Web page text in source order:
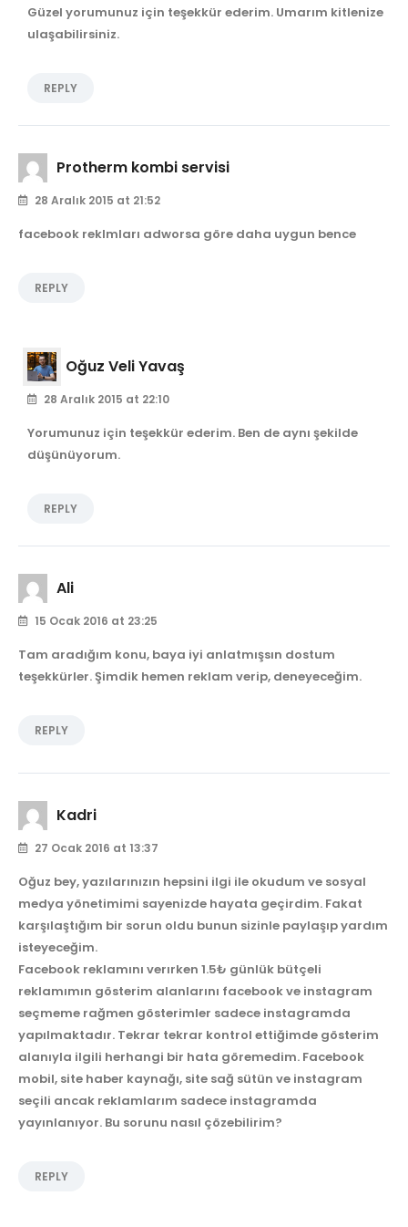
Güzel yorumunuz için teşekkür ederim. Umarım kitlenize
ulaşabilirsiniz.
REPLY
Protherm kombi servisi
28 Aralık 2015 at 21:52
facebook reklmları adworsa göre daha uygun bence
REPLY
Oğuz Veli Yavaş
28 Aralık 2015 at 22:10
Yorumunuz için teşekkür ederim. Ben de aynı şekilde
düşünüyorum.
REPLY
Ali
15 Ocak 2016 at 23:25
Tam aradığım konu, baya iyi anlatmışsın dostum
teşekkürler. Şimdik hemen reklam verip, deneyeceğim.
REPLY
Kadri
27 Ocak 2016 at 13:37
Oğuz bey, yazılarınızın hepsini ilgi ile okudum ve sosyal
medya yönetimimi sayenizde hayata geçirdim. Fakat
karşılaştığım bir sorun oldu bunun sizinle paylaşıp yardım
isteyeceğim.
Facebook reklamını verırken 1.5₺ günlük bütçeli
reklamımın gösterim alanlarını facebook ve instagram
seçmeme rağmen gösterimler sadece instagramda
yapılmaktadır. Tekrar tekrar kontrol ettiğimde gösterim
alanıyla ilgili herhangi bir hata göremedim. Facebook
mobil, site haber kaynağı, site sağ sütün ve instagram
seçili ancak reklamlarım sadece instagramda
yayınlanıyor. Bu sorunu nasıl çözebilirim?
REPLY